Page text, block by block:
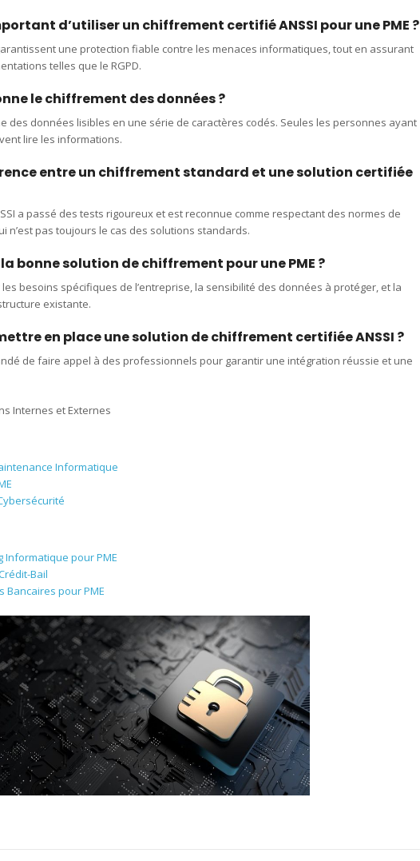
d’utiliser un chiffrement certifié ANSSI pour une PME ?
une protection fiable contre les menaces informatiques, tout en assurant
telles que le RGPD.
le chiffrement des données ?
des données lisibles en une série de caractères codés. Seules les personnes ayant
lire les informations.
entre un chiffrement standard et une solution certifiée
a passé des tests rigoureux et est reconnue comme respectant des normes de
n’est pas toujours le cas des solutions standards.
bonne solution de chiffrement pour une PME ?
les besoins spécifiques de l’entreprise, la sensibilité des données à protéger, et la
existante.
en place une solution de chiffrement certifiée ANSSI ?
de faire appel à des professionnels pour garantir une intégration réussie et une
Internes et Externes
Informatique
Informatique pour PME
Bail
Bancaires pour PME